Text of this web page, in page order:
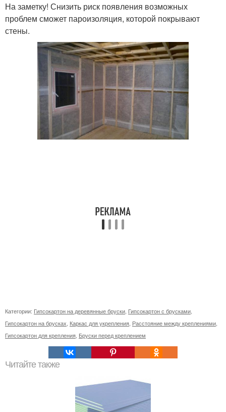
На заметку! Снизить риск появления возможных
проблем сможет пароизоляция, которой покрывают
стены.
Категории: Гипсокартон на деревянные бруски Гипсокартон с брусками
Гипсокартон на брусках Каркас для укрепления Расстояние между креплениями
Гипсокартон для крепления Бруски перед креплением
Читайте также